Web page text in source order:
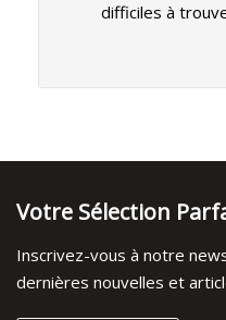
difficiles à
Votre Sélection
Inscrivez-vous à notre
dernières nouvelles et